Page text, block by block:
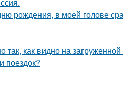
рождения, в моей голове
как видно на
поездок?